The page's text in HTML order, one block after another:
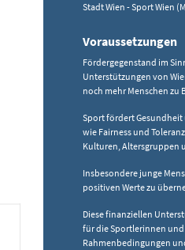
Stadt Wien - Sport Wien
Voraussetzungen
Fördergegenstand im
Unterstützungen von
noch mehr Menschen zu
Sport fördert
wie Fairness und
Kulturen, Altersgruppen
Insbesondere junge
positiven Werte zu
Diese finanziellen
für die Sportlerinnen
Rahmenbedingungen